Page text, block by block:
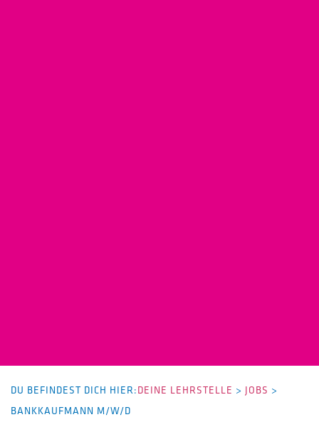
DU BEFINDEST DICH HIER:DEINE LEHRSTELLE > JOBS >
BANKKAUFMANN M/W/D